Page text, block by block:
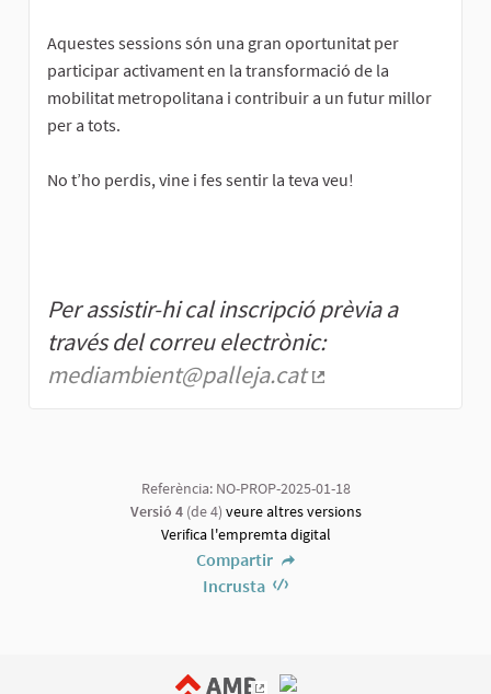
Aquestes sessions són una gran oportunitat per
participar activament en la transformació de la
mobilitat metropolitana i contribuir a un futur millor
per a tots.
No t’ho perdis, vine i fes sentir la teva veu!
Per assistir-hi cal inscripció prèvia a
través del correu electrònic:
mediambient@palleja.cat
Referència: NO-PROP-2025-01-18
Versió 4(de 4) veure altres versions
Verifica l'empremta digital
Compartir
Incrusta